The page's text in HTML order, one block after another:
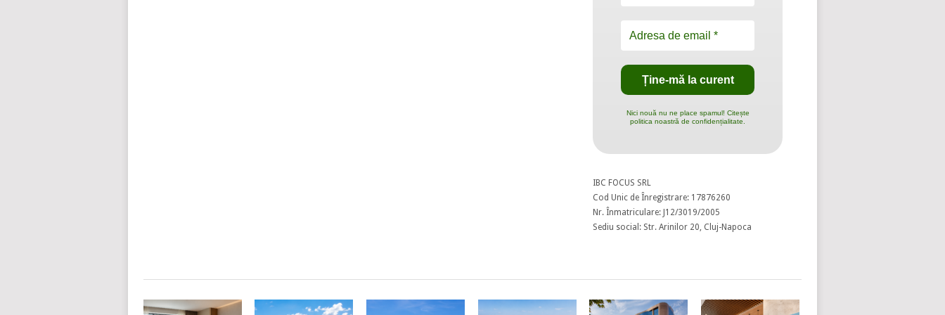
Nici nouă nu ne place spamul! Citește
politica noastră de confidențialitate.
IBC FOCUS SRL
Cod Unic de Înregistrare: 17876260
Nr. Înmatriculare: J12/3019/2005
Sediu social: Str. Arinilor 20, Cluj-Napoca